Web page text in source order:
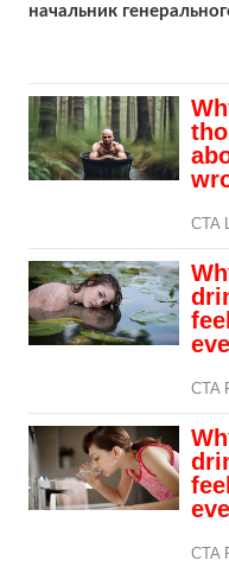
начальник